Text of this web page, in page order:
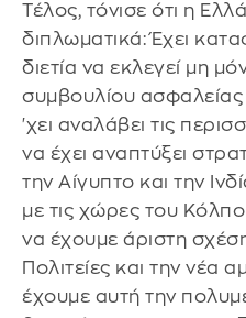
Τέλος, τόνισε ότι η
διπλωματικά: Έχει
διετία να εκλεγεί μη
συμβουλίου
'χει αναλάβει τις
να έχει αναπτύξει
την Αίγυπτο και την
με τις χώρες του
να έχουμε άριστη
Πολιτείες και την νέα
έχουμε αυτή την